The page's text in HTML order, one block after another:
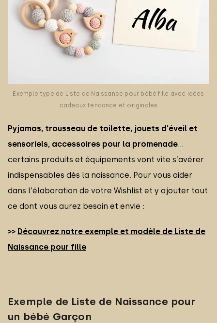
Exemple type de Liste de Naissance pour bébé fille avec idées
cadeaux tendance et originales
Pyjamas, trousseau de toilette, jouets d’éveil et
sensoriels, accessoires pour la promenade…
certains produits et équipements vont vite s’avérer
indispensables dès la naissance. Pour vous aider
dans l’élaboration de votre Wishlist et y ajouter tout
ce dont vous aurez besoin et envie :
>> Découvrez notre exemple et modèle de Liste de
Naissance pour fille
Exemple de Liste de Naissance pour
un bébé Garçon